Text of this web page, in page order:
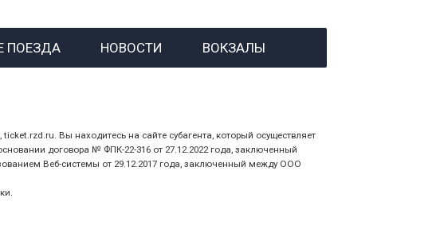
14-значный номер заказа;
ПОЕЗДА НОВОСТИ ВОКЗАЛЫ
Вы находитесь на сайте субагента, который осуществляет
договора № ФПК-22-316 от 27.12.2022 года, заключенный
Веб-системы от 29.12.2017 года, заключенный между ООО